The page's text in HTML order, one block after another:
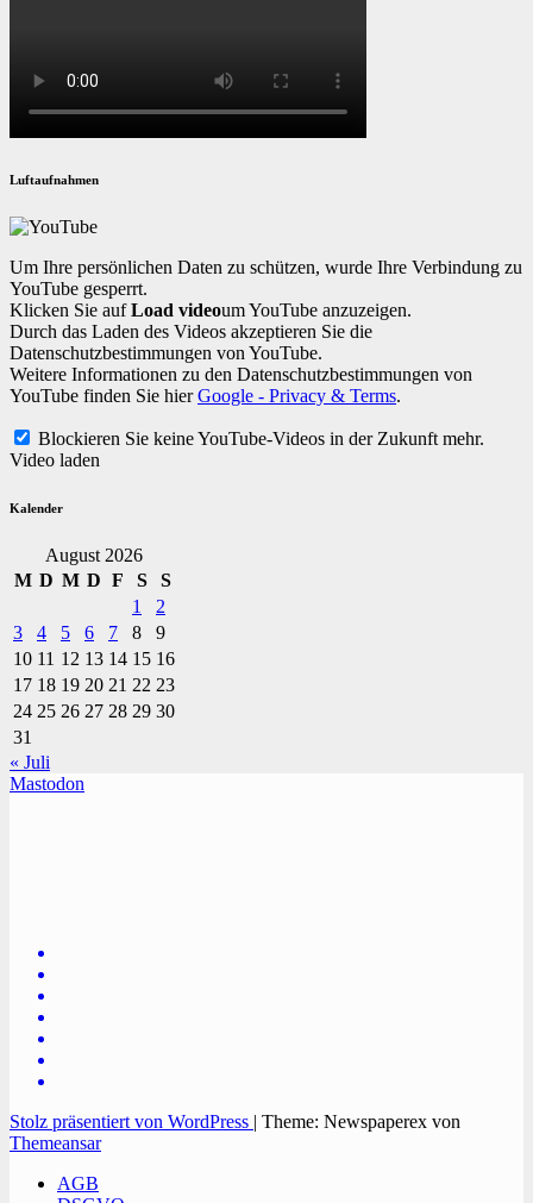
Luftaufnahmen
Um Ihre persönlichen Daten zu schützen, wurde Ihre Verbindung zu
YouTube gesperrt.
Klicken Sie aufLoad videoum YouTube anzuzeigen.
Durch das Laden des Videos akzeptieren Sie die
Datenschutzbestimmungen von YouTube.
Weitere Informationen zu den Datenschutzbestimmungen von
YouTube finden Sie hierGoogle - Privacy & Terms.
Blockieren Sie keine YouTube-Videos in der Zukunft mehr.
Video laden
Kalender
August 2026
M D M D F S
S
1
2
3
4 5 6 7 8
9
10 11 12 13 14 15 16
17 18 19 20 21 22 23
24 25 26 27 28 29 30
31
« Juli
Mastodon
Stolz präsentiert von WordPress | Theme: Newspaperex von
Themeansar
AGB